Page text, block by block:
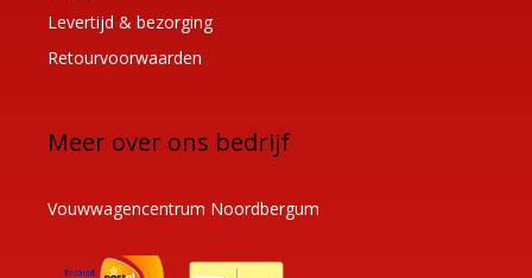
Levertijd & bezorging
Retourvoorwaarden
Meer over ons bedrijf
Vouwwagencentrum Noordbergum